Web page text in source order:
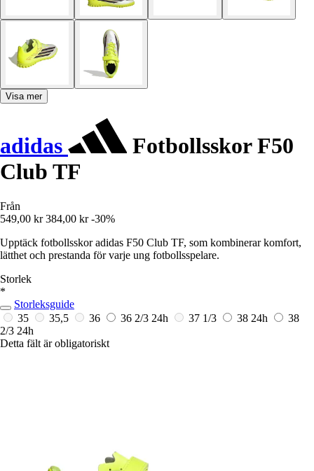
Visa mer
adidas
Fotbollsskor F50
Club TF
Från
549,00 kr 384,00 kr -30%
Upptäck fotbollsskor adidas F50 Club TF, som kombinerar komfort,
lätthet och prestanda för varje ung fotbollsspelare.
Storlek
*
Storleksguide
35
35,5 36 36 2/3 24h 37 1/3 38 24h
38
2/3 24h
Detta fält är obligatoriskt